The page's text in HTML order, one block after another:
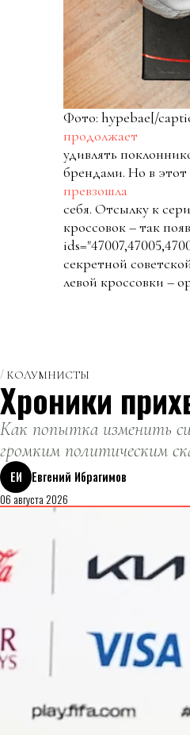
Фото: hypebae[/
продолжает
удивлять
брендами. Но в этот
превзошла
себя. Отсылку к
кроссовок – так
секретной
левой кроссовки –
КОЛУМНИСТЫ
Хроники
Как попытка изменить
громким политическим
ЕИ
Евгений Ибрагимов
06 августа 2026